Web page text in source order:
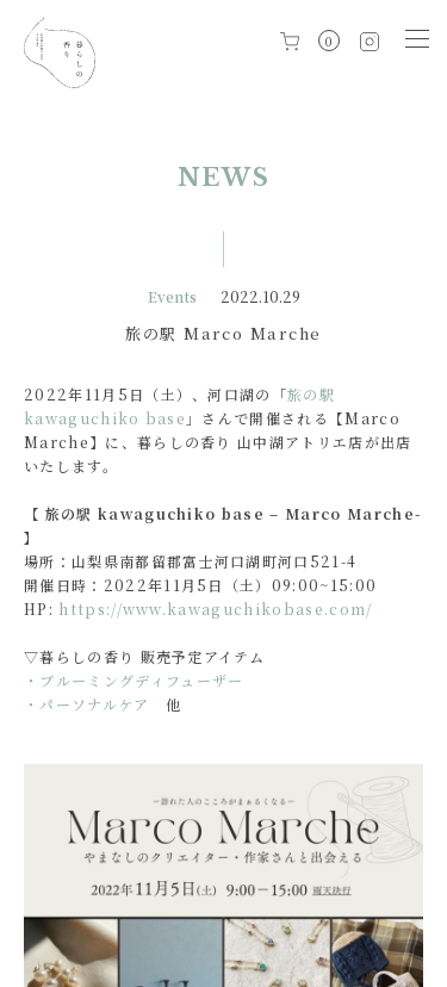
0
NEWS
Events 2022.10.29
旅の駅 Marco Marche
2022年11月5日（土）、河口湖の「旅の駅
kawaguchiko base 」さんで開催される【Marco
Marche】に、暮らしの香り 山中湖アトリエ店が出店
いたします。
【 旅の駅 kawaguchiko base – Marco Marche-
】
場所：山梨県南都留郡富士河口湖町河口521-4
開催日時：2022年11月5日（土）09:00~15:00
HP: https://www.kawaguchikobase.com/
▽暮らしの香り 販売予定アイテム
・ブルーミングディフューザー
・パーソナルケア
他